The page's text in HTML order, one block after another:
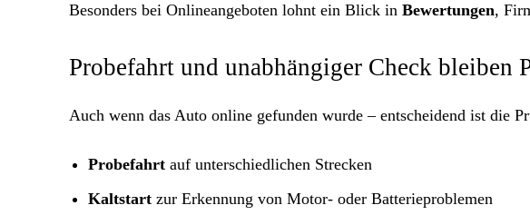
Besonders bei Onlineangeboten lohnt ein Blick in Bewertungen,
Probefahrt und unabhängiger Check bleiben
Auch wenn das Auto online gefunden wurde – entscheidend ist die
Probefahrt auf unterschiedlichen Strecken
Kaltstart zur Erkennung von Motor- oder Batterieproblemen